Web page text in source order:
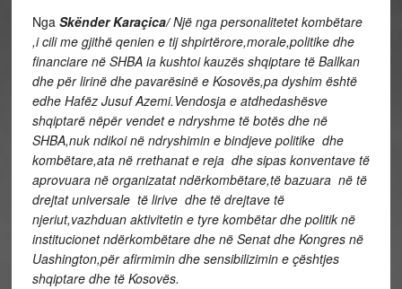
Nga Skënder Karaçica/Një nga personalitetet kombëtare
,i cili me gjithë qenien e tij shpirtërore,morale,politike dhe
financiare në SHBA ia kushtoi kauzës shqiptare të Ballkan
dhe për lirinë dhe pavarësinë e Kosovës,pa dyshim është
edhe Hafëz Jusuf Azemi. Vendosja e atdhedashësve
shqiptarë nëpër vendet e ndryshme të botës dhe në
SHBA,nuk ndikoi në ndryshimin e bindjeve politike dhe
kombëtare,ata në rrethanat e reja dhe sipas konventave të
aprovuara në organizatat ndërkombëtare,të bazuara në të
drejtat universale të lirive dhe të drejtave të
njeriut,vazhduan aktivitetin e tyre kombëtar dhe politik në
institucionet ndërkombëtare dhe në Senat dhe Kongres në
Uashington,për afirmimin dhe sensibilizimin e çështjes
shqiptare dhe të Kosovës.